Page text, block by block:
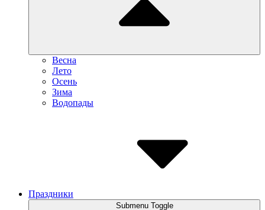
Весна
Лето
Осень
Зима
Водопады
Праздники
Submenu Toggle